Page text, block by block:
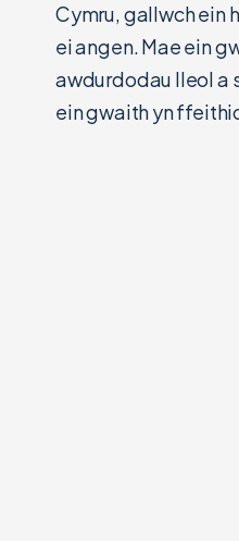
Cymru, gallwch ein
ei angen. Mae ein
awdurdodau lleol a
ein gwaith yn